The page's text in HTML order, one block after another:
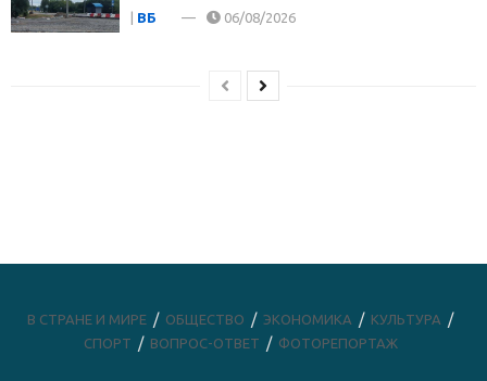
ВБ 06/08/2026
В СТРАНЕ И МИРЕ ОБЩЕСТВО ЭКОНОМИКА
КУЛЬТУРА
СПОРТ
ВОПРОС-ОТВЕТ ФОТОРЕПОРТАЖ